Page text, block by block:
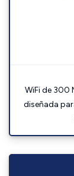
WiFi de 300
diseñada